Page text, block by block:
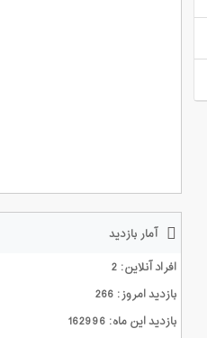
آمار بازدید
افراد آنلاین: 2
بازدید امروز: 266
بازدید این ماه: 162996